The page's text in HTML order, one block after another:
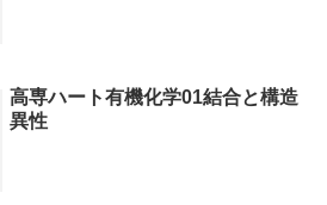
高専ハート有機化学01結合と構造
異性